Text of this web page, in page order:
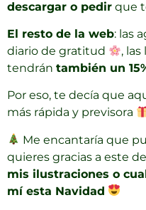
descargar o pedir que
El resto de la web: las
diario de gratitud
,
tendrán también un
Por eso, te decía que
más rápida y previsora
Me encantaría que
quieres gracias a este
mis ilustraciones o
mí esta Navidad